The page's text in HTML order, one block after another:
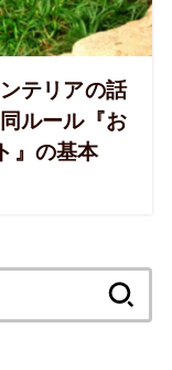
テリアの話
ルール『お
』の基本